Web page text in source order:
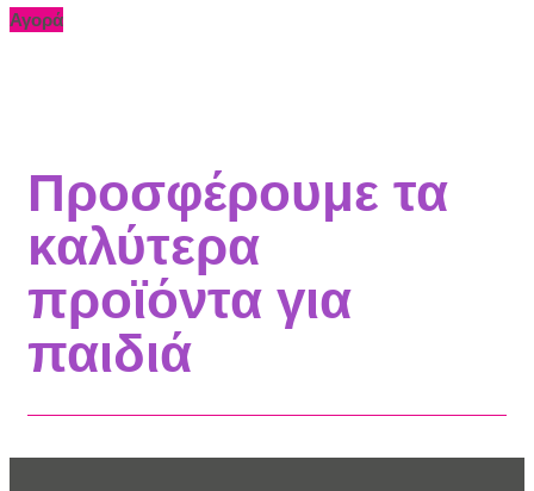
Αγορά
Προσφέρουμε τα
καλύτερα
προϊόντα για
παιδιά